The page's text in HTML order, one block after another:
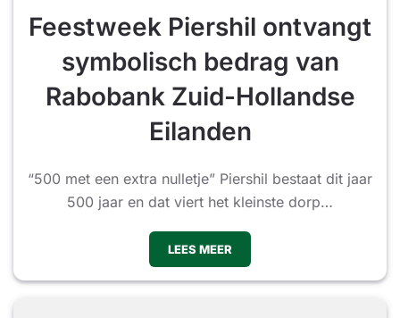
Feestweek Piershil ontvangt
symbolisch bedrag van
Rabobank Zuid-Hollandse
Eilanden
“500 met een extra nulletje” Piershil bestaat dit jaar
500 jaar en dat viert het kleinste dorp…
LEES MEER